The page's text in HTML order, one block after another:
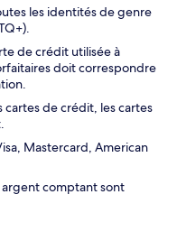
les identités de genre
de crédit utilisée à
doit correspondre
de crédit, les cartes
Mastercard, American
argent comptant sont